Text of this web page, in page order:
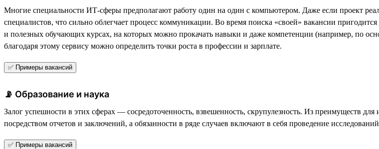
Многие специальности ИТ-сферы предполагают работу один на один с компьютером. Даже если проект
специалистов, что сильно облегчает процесс коммуникации. Во время поиска «своей» вакансии пригодится
и полезных обучающих курсах, на которых можно прокачать навыки и даже компетенции (например, по
благодаря этому сервису можно определить точки роста в профессии и зарплате.
✅ Примеры вакансий
📡 Образование и наука
Залог успешности в этих сферах — сосредоточенность, взвешенность, скрупулезность. Из преимуществ
посредством отчетов и заключений, а обязанности в ряде случаев включают в себя проведение
✅ Примеры вакансий